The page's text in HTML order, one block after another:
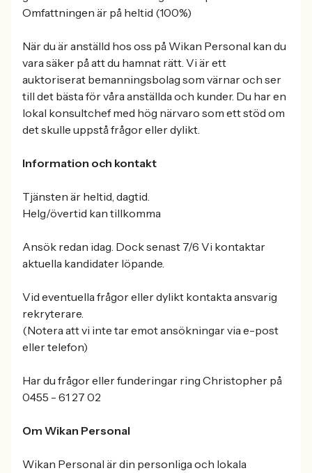
Omfattningen är på heltid (100%)
När du är anställd hos oss på Wikan Personal kan du
vara säker på att du hamnat rätt. Vi är ett
auktoriserat bemanningsbolag som värnar och ser
till det bästa för våra anställda och kunder. Du har en
lokal konsultchef med hög närvaro som ett stöd om
det skulle uppstå frågor eller dylikt.
Information och kontakt
Tjänsten är heltid, dagtid.
Helg/övertid kan tillkomma
Ansök redan idag. Dock senast 7/6 Vi kontaktar
aktuella kandidater löpande.
Vid eventuella frågor eller dylikt kontakta ansvarig
rekryterare.
(Notera att vi inte tar emot ansökningar via e-post
eller telefon)
Har du frågor eller funderingar ring Christopher på
0455 - 61 27 02
Om Wikan Personal
Wikan Personal är din personliga och lokala